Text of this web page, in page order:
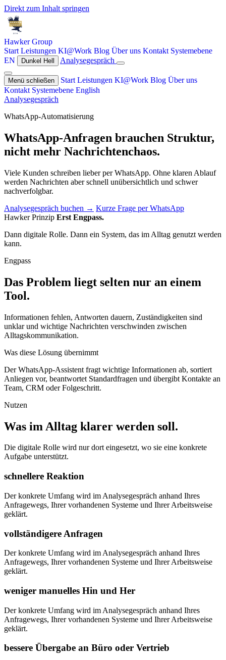
Direkt zum Inhalt springen
HawkerGroup
Start Leistungen KI@Work Blog Über uns Kontakt Systemebene
EN
Dunkel Hell Analysegespräch
Menü schließen Start Leistungen KI@Work Blog Über uns
Kontakt Systemebene English
Analysegespräch
WhatsApp-Automatisierung
WhatsApp-Anfragen brauchen Struktur,
nicht mehr Nachrichtenchaos.
Viele Kunden schreiben lieber per WhatsApp. Ohne klaren Ablauf
werden Nachrichten aber schnell unübersichtlich und schwer
nachverfolgbar.
Analysegespräch buchen → Kurze Frage per WhatsApp
Hawker Prinzip Erst Engpass.
Dann digitale Rolle. Dann ein System, das im Alltag genutzt werden
kann.
Engpass
Das Problem liegt selten nur an einem
Tool.
Informationen fehlen, Antworten dauern, Zuständigkeiten sind
unklar und wichtige Nachrichten verschwinden zwischen
Alltagskommunikation.
Was diese Lösung übernimmt
Der WhatsApp-Assistent fragt wichtige Informationen ab, sortiert
Anliegen vor, beantwortet Standardfragen und übergibt Kontakte an
Team, CRM oder Folgeschritt.
Nutzen
Was im Alltag klarer werden soll.
Die digitale Rolle wird nur dort eingesetzt, wo sie eine konkrete
Aufgabe unterstützt.
schnellere Reaktion
Der konkrete Umfang wird im Analysegespräch anhand Ihres
Anfragewegs, Ihrer vorhandenen Systeme und Ihrer Arbeitsweise
geklärt.
vollständigere Anfragen
Der konkrete Umfang wird im Analysegespräch anhand Ihres
Anfragewegs, Ihrer vorhandenen Systeme und Ihrer Arbeitsweise
geklärt.
weniger manuelles Hin und Her
Der konkrete Umfang wird im Analysegespräch anhand Ihres
Anfragewegs, Ihrer vorhandenen Systeme und Ihrer Arbeitsweise
geklärt.
bessere Übergabe an Büro oder Vertrieb